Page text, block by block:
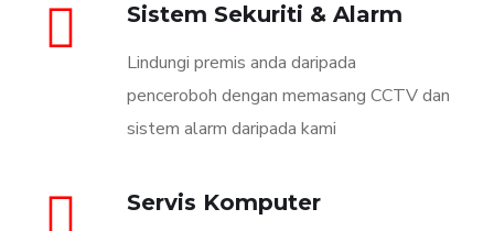
Sistem Sekuriti & Alarm
Lindungi premis anda daripada
penceroboh dengan memasang CCTV dan
sistem alarm daripada kami
Servis Komputer